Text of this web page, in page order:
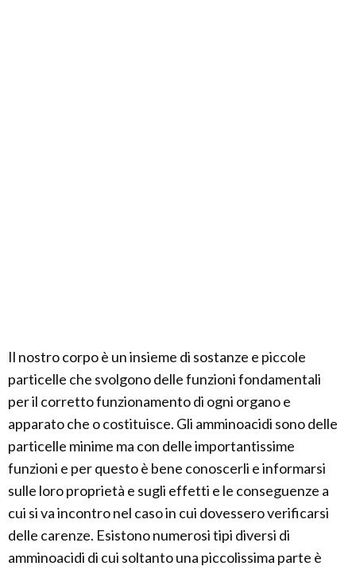
Il nostro corpo è un insieme di sostanze e piccole
particelle che svolgono delle funzioni fondamentali
per il corretto funzionamento di ogni organo e
apparato che o costituisce. Gli amminoacidi sono delle
particelle minime ma con delle importantissime
funzioni e per questo è bene conoscerli e informarsi
sulle loro proprietà e sugli effetti e le conseguenze a
cui si va incontro nel caso in cui dovessero verificarsi
delle carenze. Esistono numerosi tipi diversi di
amminoacidi di cui soltanto una piccolissima parte è